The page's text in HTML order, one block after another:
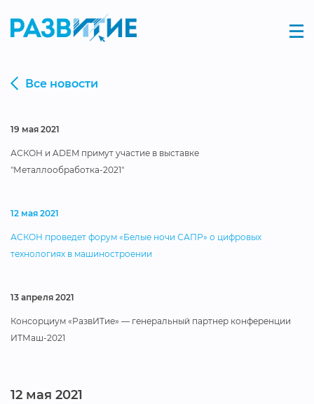
Все новости
19 мая 2021
АСКОН и ADEM примут участие в выставке
"Металлообработка-2021"
12 мая 2021
АСКОН проведет форум «Белые ночи САПР» о цифровых
технологиях в машиностроении
13 апреля 2021
Консорциум «РазвИТие» — генеральный партнер конференции
ИТМаш-2021
12 мая 2021